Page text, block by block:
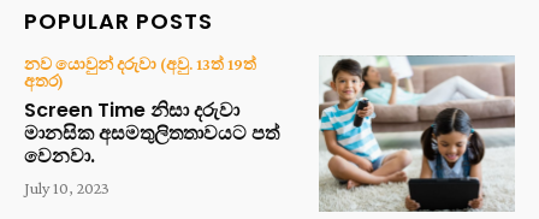
POPULAR POSTS
නව යොවුන් දරුවා (අවු. 13ත් 19ත්
අතර)
Screen Time නිසා දරුවා
මානසික අසමතුලිතතාවයට පත්
වෙනවා.
July 10, 2023